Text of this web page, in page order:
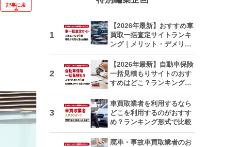
記事に戻
る
【2026年最新】おすすめ車
買取一括査定サイトランキ
ング｜メリット・デメリッ
トも解説
【2026年最新】自動車保険
一括見積もりサイトのおす
すめはどこ？ランキングで
車買取業者を利用するなら
どこを利用するのがおすす
め？ランキング形式で比較
廃車・事故車買取業者のお